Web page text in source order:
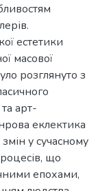
естетики
масової
розглянуто з
арт-
еклектика
у сучасному
що
епохами,